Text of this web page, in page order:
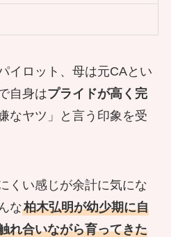
イロット、母は元CAとい
自身はプライドが高く完
なヤツ」と言う印象を受
くい感じが余計に気にな
な柏木弘明が幼少期に自
れ合いながら育ってきた